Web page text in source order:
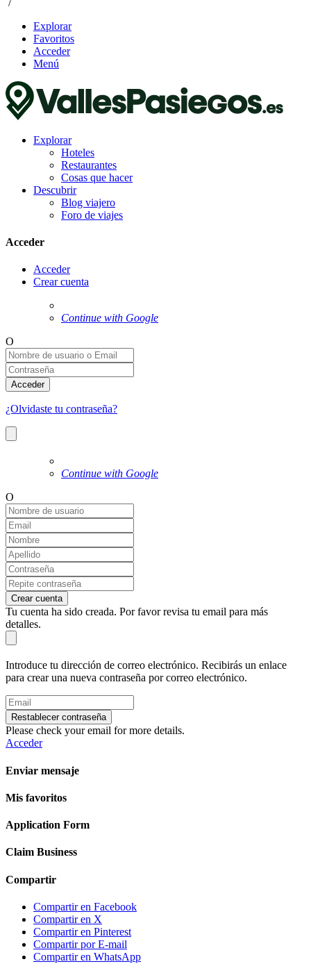
Explorar
Favoritos
Acceder
Menú
Explorar
Hoteles
Restaurantes
Cosas que hacer
Descubrir
Blog viajero
Foro de viajes
Acceder
Acceder
Crear cuenta
Continue with Google
O
Acceder
¿Olvidaste tu contraseña?
Continue with Google
O
Crear cuenta
Tu cuenta ha sido creada. Por favor revisa tu email para más
detalles.
Introduce tu dirección de correo electrónico. Recibirás un enlace
para crear una nueva contraseña por correo electrónico.
Restablecer contraseña
Please check your email for more details.
Acceder
Enviar mensaje
Mis favoritos
Application Form
Claim Business
Compartir
Compartir en Facebook
Compartir en X
Compartir en Pinterest
Compartir por E-mail
Compartir en WhatsApp